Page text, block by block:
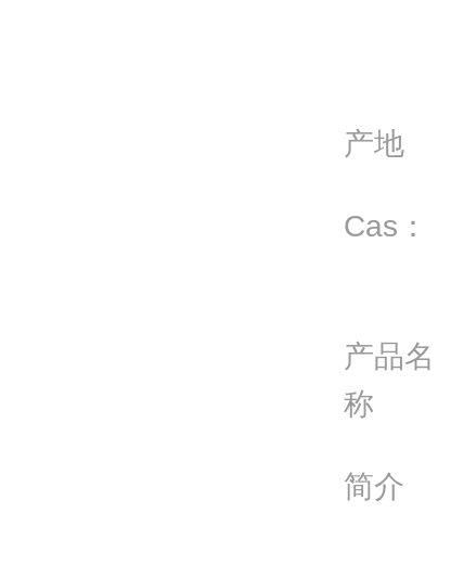
产地
Cas：
产品名
称
简介